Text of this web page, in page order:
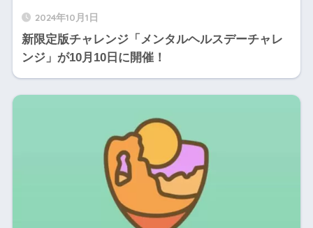
2024年10月1日
新限定版チャレンジ「メンタルヘルスデーチャレ
ンジ」が10月10日に開催！